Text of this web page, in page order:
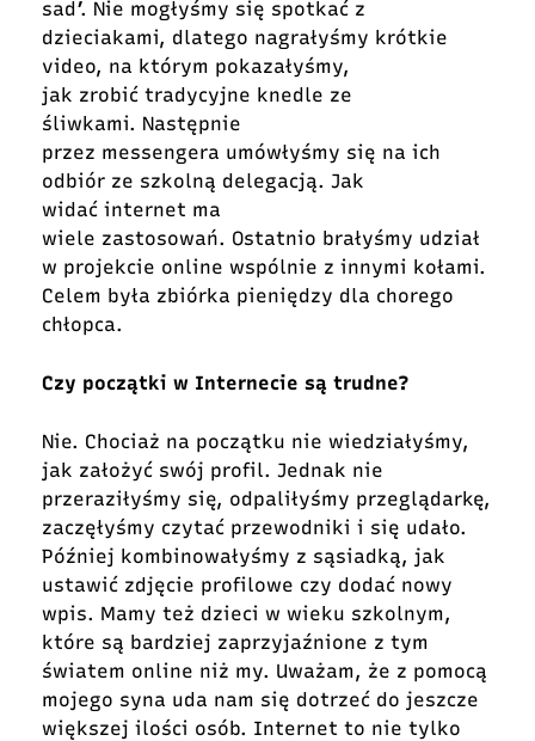
sad’. Nie mogłyśmy się spotkać z
dzieciakami, dlatego nagrałyśmy krótkie
video, na którym pokazałyśmy,
jak zrobić tradycyjne knedle ze
śliwkami. Następnie
przez messengera umówłyśmy się na ich
odbiór ze szkolną delegacją. Jak
widać internet ma
wiele zastosowań. Ostatnio brałyśmy udział
w projekcie online wspólnie z innymi kołami.
Celem była zbiórka pieniędzy dla chorego
chłopca.
Czy początki w Internecie są trudne?
Nie. Chociaż na początku nie wiedziałyśmy,
jak założyć swój profil. Jednak nie
przeraziłyśmy się, odpaliłyśmy przeglądarkę,
zaczęłyśmy czytać przewodniki i się udało.
Później kombinowałyśmy z sąsiadką, jak
ustawić zdjęcie profilowe czy dodać nowy
wpis. Mamy też dzieci w wieku szkolnym,
które są bardziej zaprzyjaźnione z tym
światem online niż my. Uważam, że z pomocą
mojego syna uda nam się dotrzeć do jeszcze
większej ilości osób. Internet to nie tylko